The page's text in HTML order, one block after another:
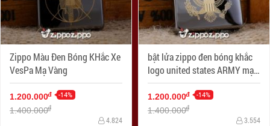
Zippo Màu Đen Bóng KHắc Xe
VesPa Mạ Vàng
1.200.000đ -14%
1.400.000đ
4.824
bật lửa zippo đen bóng khắc
logo united states ARMY mạ
vàng
1.200.000đ -14%
1.400.000đ
3.554